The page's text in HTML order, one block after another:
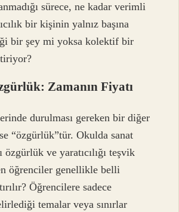
sürece, ne kadar verimli
bir kişinin yalnız başına
bir şey mi yoksa kolektif bir
Zamanın Fiyatı
durulması gereken bir diğer
“özgürlük”tür. Okulda sanat
özgürlük ve yaratıcılığı teşvik
öğrenciler genellikle belli
Öğrencilere sadece
temalar veya sınırlar